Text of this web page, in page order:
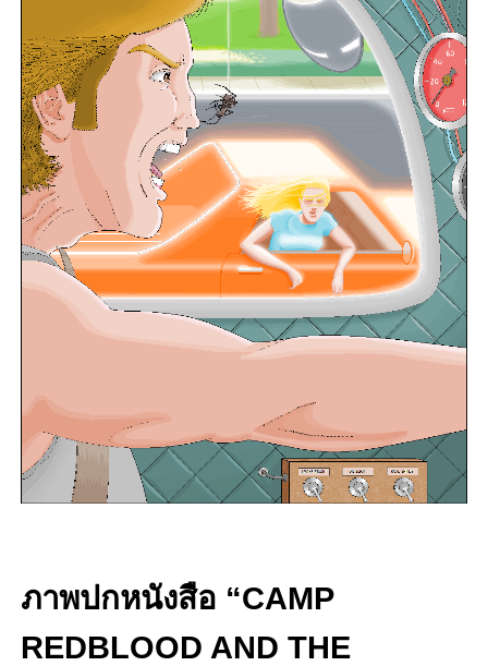
ภาพปกหนังสือ “CAMP
REDBLOOD AND THE